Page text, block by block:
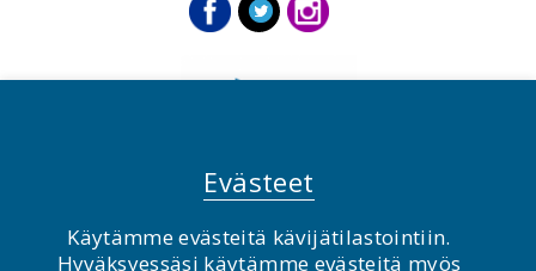
© BirdLife Suomi ry 2026
Evästeet
Käytämme evästeitä kävijätilastointiin.
Hyväksyessäsi käytämme evästeitä myös